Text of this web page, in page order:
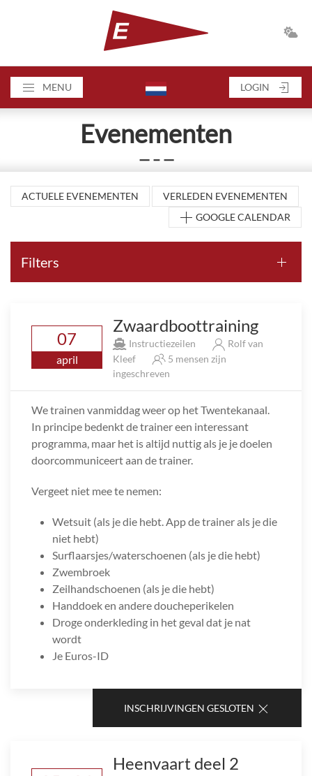
MENU LOGIN
Evenementen
— – —
ACTUELE EVENEMENTEN
VERLEDEN EVENEMENTEN
GOOGLE CALENDAR
Filters
07
april
Zwaardboottraining
Instructiezeilen
Rolf van
Kleef
5 mensen zijn
ingeschreven
We trainen vanmiddag weer op het Twentekanaal.
In principe bedenkt de trainer een interessant
programma, maar het is altijd nuttig als je je doelen
doorcommuniceert aan de trainer.
Vergeet niet mee te nemen:
Wetsuit (als je die hebt. App de trainer als je die
niet hebt)
Surflaarsjes/waterschoenen (als je die hebt)
Zwembroek
Zeilhandschoenen (als je die hebt)
Handdoek en andere doucheperikelen
Droge onderkleding in het geval dat je nat
wordt
Je Euros-ID
INSCHRIJVINGEN GESLOTEN
Heenvaart deel 2